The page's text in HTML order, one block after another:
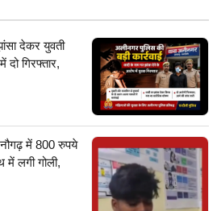
देकर युवती
गिरफ्तार,
में 800 रुपये
में लगी गोली,